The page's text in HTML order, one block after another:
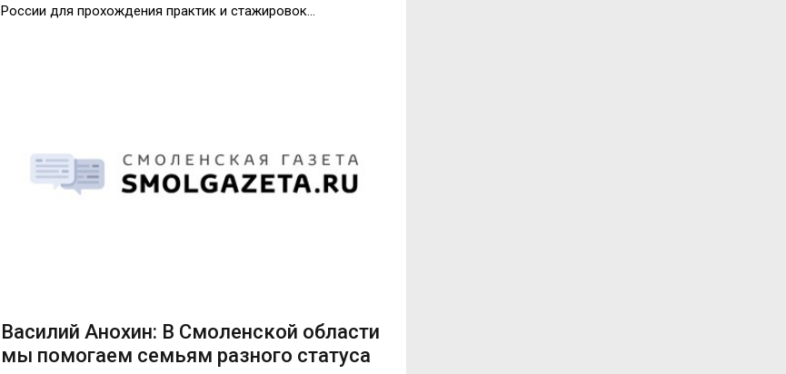
России для прохождения практик и стажировок…
Василий Анохин: В Смоленской области
мы помогаем семьям разного статуса